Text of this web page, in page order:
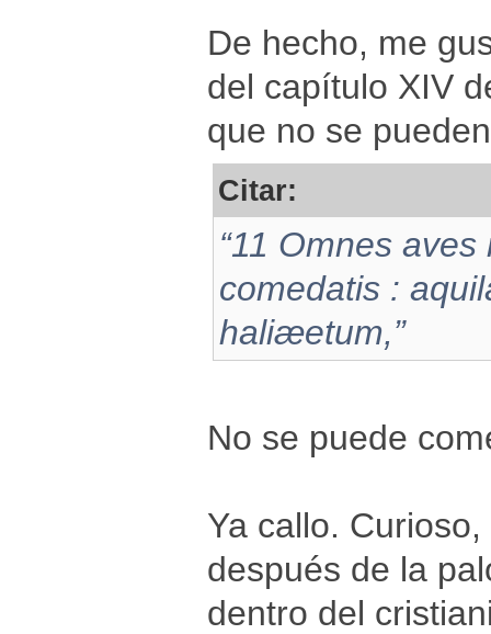
De hecho, me
del capítulo XIV
que no se
Citar:
“11 Omnes
comedatis :
haliæetum,”
No se puede
Ya callo.
después de la
dentro del